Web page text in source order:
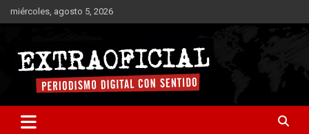
Saltar
al
miércoles, agosto 5, 2026
Extraoficial